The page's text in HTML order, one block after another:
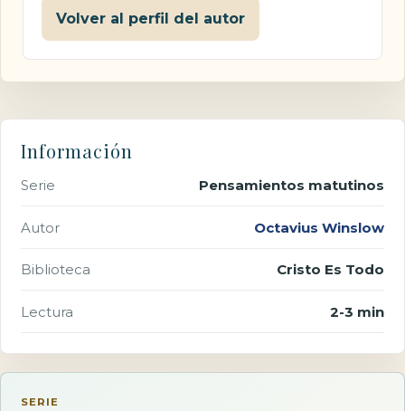
Volver al perfil del autor
Información
Serie Pensamientos matutinos
Autor Octavius Winslow
Biblioteca Cristo Es Todo
Lectura 2-3 min
SERIE